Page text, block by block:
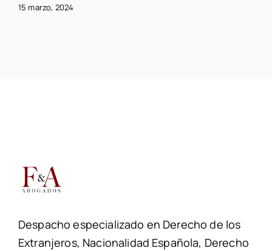
15 marzo, 2024
Despacho especializado en Derecho de los
Extranjeros, Nacionalidad Española, Derecho